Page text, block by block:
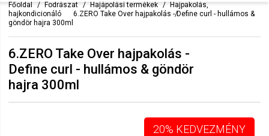
Főoldal Fodrászat Hajápolási termékek
Hajpakolás,
hajkondicionáló
6.ZERO Take Over hajpakolás - Define curl - hullámos &
göndör hajra 300ml
6.ZERO Take Over hajpakolás -
Define curl - hullámos & göndör
hajra 300ml
20% KEDVEZMÉNY